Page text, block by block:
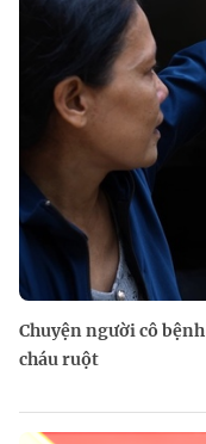
Chuyện người cô
cháu ruột